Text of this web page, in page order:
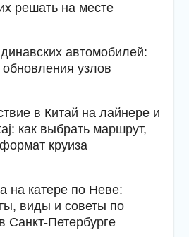
решать на месте
автомобилей:
обновления узлов
в Китай на лайнере и
как выбрать маршрут,
круиза
на катере по Неве:
виды и советы по
Санкт-Петербурге